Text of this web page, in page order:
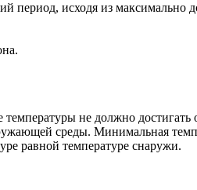
период, исходя из
не должно достигать
среды. Минимальная
равной температуре снаружи.